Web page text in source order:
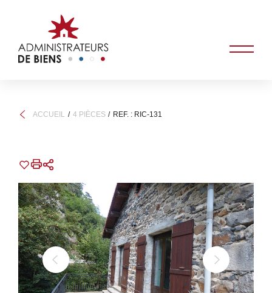
ACCUEIL 4 PIÈCES REF. : RIC-131